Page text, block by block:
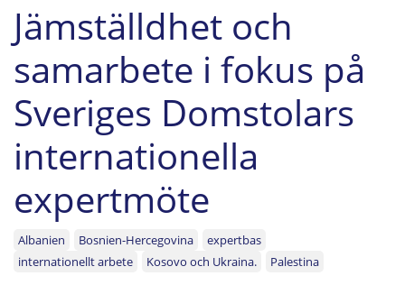
Jämställdhet och
samarbete i fokus på
Sveriges Domstolars
internationella
expertmöte
Albanien Bosnien-Hercegovina
expertbas
internationellt arbete
Kosovo och Ukraina. Palestina